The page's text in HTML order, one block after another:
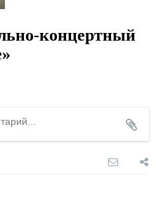
концертный